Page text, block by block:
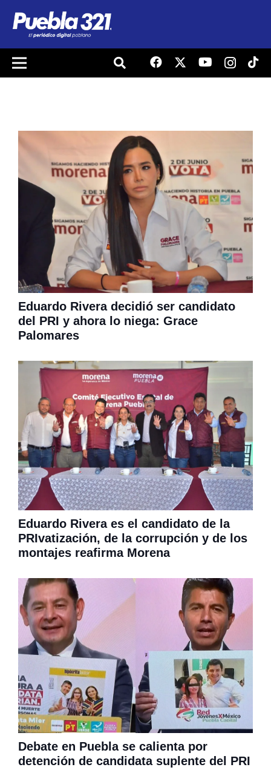
Eduardo Rivera decidió ser candidato
del PRI y ahora lo niega: Grace
Palomares
Eduardo Rivera es el candidato de la
PRIvatización, de la corrupción y de los
montajes reafirma Morena
Debate en Puebla se calienta por
detención de candidata suplente del PRI